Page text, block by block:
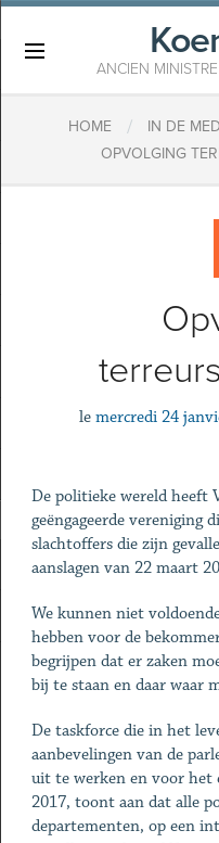
ANCIEN
HOME / IN DE
OPVOLGING
le mercredi 24
De politieke wereld heeft
geëngageerde vereniging
slachtoffers die zijn
aanslagen van 22 maart
We kunnen niet
hebben voor de
begrijpen dat er zaken
bij te staan en daar waar
De taskforce die in het
aanbevelingen van de
uit te werken en voor het
2017, toont aan dat alle
departementen, op een